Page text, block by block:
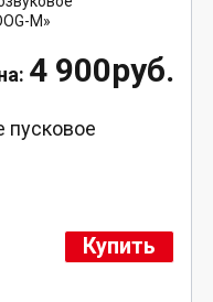
4 900руб.
пусковое
Купить